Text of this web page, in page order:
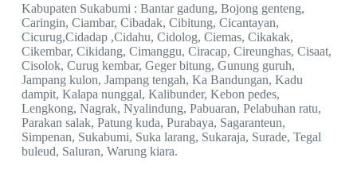
Kabupaten Sukabumi : Bantar gadung, Bojong genteng,
Caringin, Ciambar, Cibadak, Cibitung, Cicantayan,
Cicurug,Cidadap ,Cidahu, Cidolog, Ciemas, Cikakak,
Cikembar, Cikidang, Cimanggu, Ciracap, Cireunghas, Cisaat,
Cisolok, Curug kembar, Geger bitung, Gunung guruh,
Jampang kulon, Jampang tengah, Ka Bandungan, Kadu
dampit, Kalapa nunggal, Kalibunder, Kebon pedes,
Lengkong, Nagrak, Nyalindung, Pabuaran, Pelabuhan ratu,
Parakan salak, Patung kuda, Purabaya, Sagaranteun,
Simpenan, Sukabumi, Suka larang, Sukaraja, Surade, Tegal
buleud, Saluran, Warung kiara.